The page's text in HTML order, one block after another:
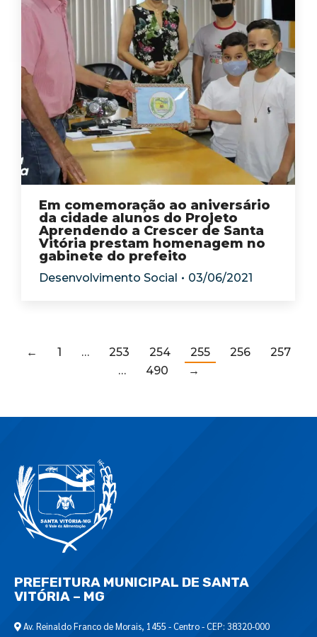
Em comemoração ao aniversário
da cidade alunos do Projeto
Aprendendo a Crescer de Santa
Vitória prestam homenagem no
gabinete do prefeito
Desenvolvimento Social 03/06/2021
← 1 … 253 254 255 256
257
…
490 →
PREFEITURA MUNICIPAL DE SANTA
VITÓRIA – MG
Av. Reinaldo Franco de Morais, 1455 - Centro - CEP: 38320-000